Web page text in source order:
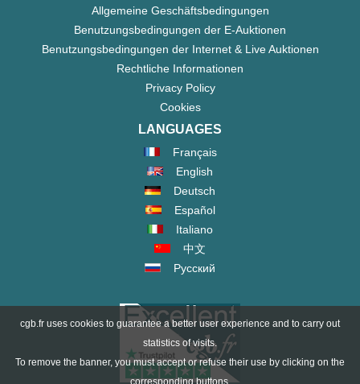
Allgemeine Geschäftsbedingungen
Benutzungsbedingungen der E-Auktionen
Benutzungsbedingungen der Internet & Live Auktionen
Rechtliche Informationen
Privacy Policy
Cookies
LANGUAGES
Français
English
Deutsch
Español
Italiano
中文
Русский
cgb.fr uses cookies to guarantee a better user experience and to carry out
statistics of visits.
To remove the banner, you must accept or refuse their use by clicking on the